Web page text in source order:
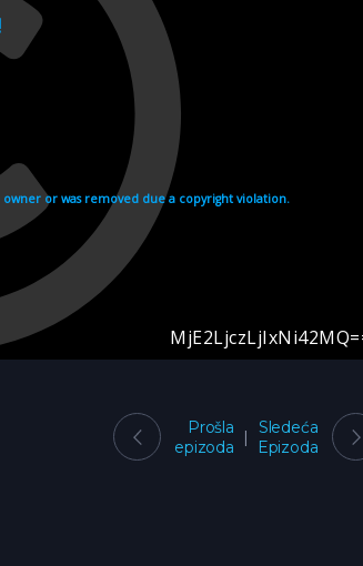
Prošla
epizoda
Sledeća
Epizoda